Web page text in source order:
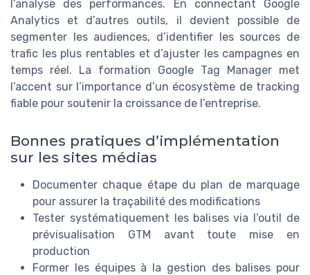
l’analyse des performances. En connectant Google
Analytics et d’autres outils, il devient possible de
segmenter les audiences, d’identifier les sources de
trafic les plus rentables et d’ajuster les campagnes en
temps réel. La formation Google Tag Manager met
l’accent sur l’importance d’un écosystème de tracking
fiable pour soutenir la croissance de l’entreprise.
Bonnes pratiques d’implémentation
sur les sites médias
Documenter chaque étape du plan de marquage
pour assurer la traçabilité des modifications
Tester systématiquement les balises via l’outil de
prévisualisation GTM avant toute mise en
production
Former les équipes à la gestion des balises pour